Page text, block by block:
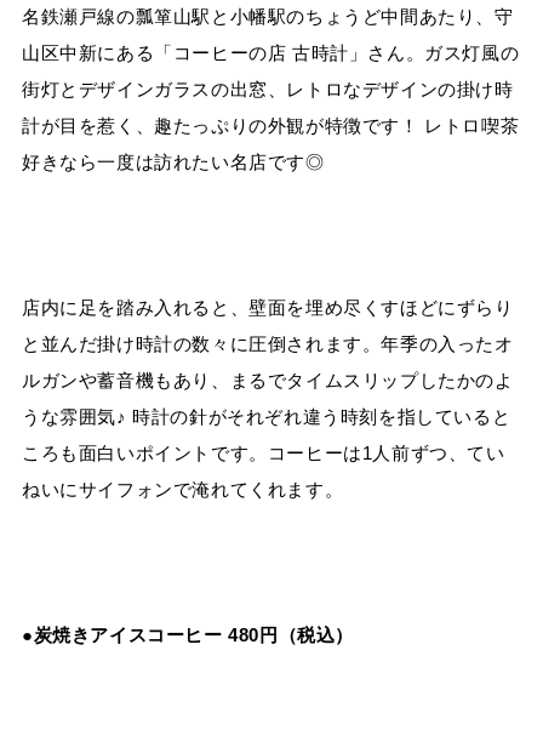
名鉄瀬戸線の瓢箪山駅と小幡駅のちょうど中間あたり、守
山区中新にある「コーヒーの店 古時計」さん。ガス灯風の
街灯とデザインガラスの出窓、レトロなデザインの掛け時
計が目を惹く、趣たっぷりの外観が特徴です！ レトロ喫茶
好きなら一度は訪れたい名店です◎
店内に足を踏み入れると、壁面を埋め尽くすほどにずらり
と並んだ掛け時計の数々に圧倒されます。年季の入ったオ
ルガンや蓄音機もあり、まるでタイムスリップしたかのよ
うな雰囲気♪ 時計の針がそれぞれ違う時刻を指していると
ころも面白いポイントです。コーヒーは1人前ずつ、てい
ねいにサイフォンで淹れてくれます。
●炭焼きアイスコーヒー 480円（税込）